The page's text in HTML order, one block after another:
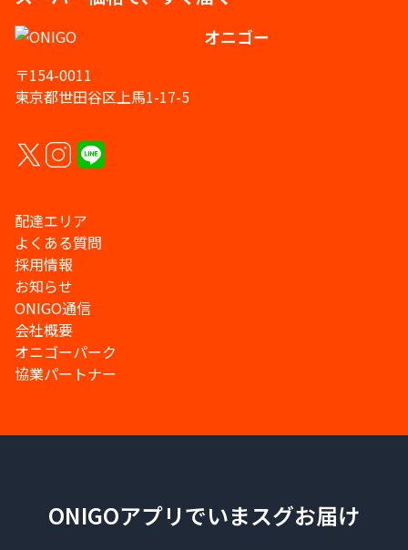
オニゴー
〒154-0011
東京都世田谷区上馬1-17-5
配達エリア
よくある質問
採用情報
お知らせ
ONIGO通信
会社概要
オニゴーパーク
協業パートナー
ONIGOアプリでいまスグお届け